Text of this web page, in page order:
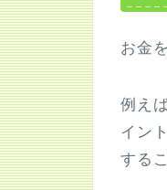
お金
例え
イン
する